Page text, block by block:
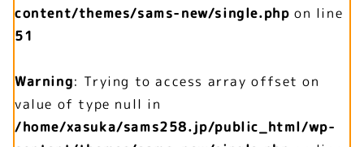
content/themes/sams-new/single.php on line
51
Warning: Trying to access array offset on
value of type null in
/home/xasuka/sams258.jp/public_html/wp-